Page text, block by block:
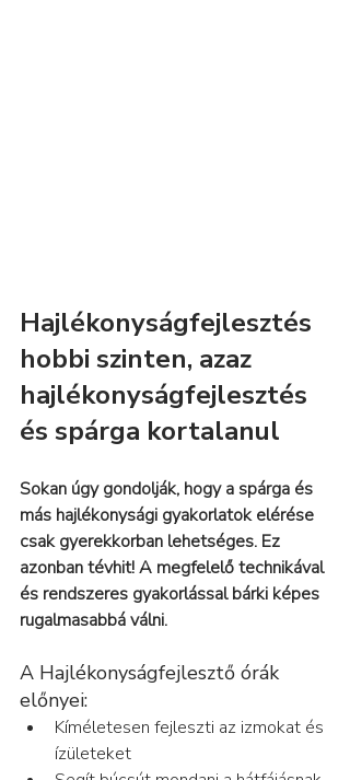
Hajlékonyságfejlesztés
hobbi szinten, azaz
hajlékonyságfejlesztés
és spárga kortalanul
Sokan úgy gondolják, hogy a spárga és
más hajlékonysági gyakorlatok elérése
csak gyerekkorban lehetséges. Ez
azonban tévhit! A megfelelő technikával
és rendszeres gyakorlással bárki képes
rugalmasabbá válni.
A Hajlékonyságfejlesztő órák
előnyei:
Kíméletesen fejleszti az izmokat és
ízületeket